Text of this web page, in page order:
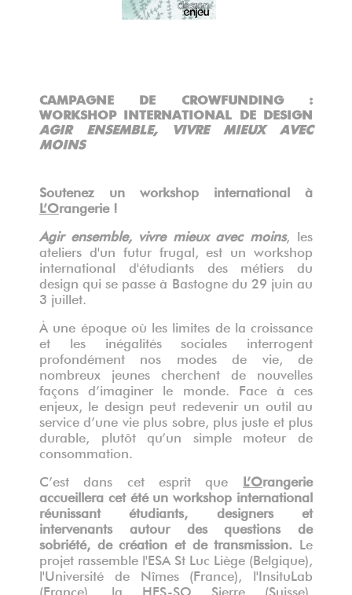
CAMPAGNE DE CROWFUNDING :
WORKSHOP INTERNATIONAL DE DESIGN
AGIR ENSEMBLE, VIVRE MIEUX AVEC
MOINS
Soutenez un workshop international à
L’Orangerie !
Agir ensemble, vivre mieux avec moins, les
ateliers d'un futur frugal, est un workshop
international d'étudiants des métiers du
design qui se passe à Bastogne du 29 juin au
3 juillet.
À une époque où les limites de la croissance
et les inégalités sociales interrogent
profondément nos modes de vie, de
nombreux jeunes cherchent de nouvelles
façons d’imaginer le monde. Face à ces
enjeux, le design peut redevenir un outil au
service d’une vie plus sobre, plus juste et plus
durable, plutôt qu’un simple moteur de
consommation.
C’est dans cet esprit que L’Orangerie
accueillera cet été un workshop international
réunissant étudiants, designers et
intervenants autour des questions de
sobriété, de création et de transmission. Le
projet rassemble l'ESA St Luc Liège (Belgique),
l'Université de Nîmes (France), l'InsituLab
(France), la HES-SO Sierre (Suisse),